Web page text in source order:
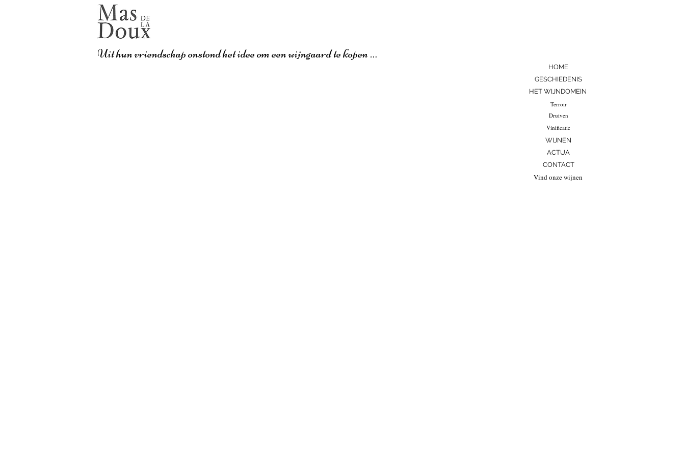
Uit hun vriendschap onstond het idee om een wijngaard te kopen …
HOME
GESCHIEDENIS
HET WIJNDOMEIN
Terroir
Druiven
Vinificatie
WIJNEN
ACTUA
CONTACT
Vind onze wijnen